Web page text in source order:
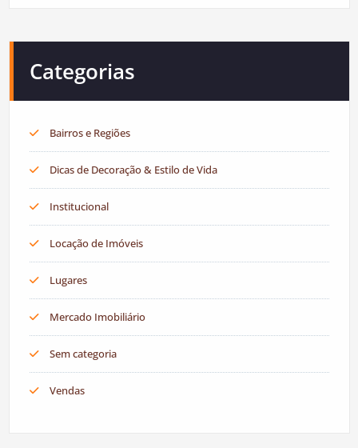
Categorias
Bairros e Regiões
Dicas de Decoração & Estilo de Vida
Institucional
Locação de Imóveis
Lugares
Mercado Imobiliário
Sem categoria
Vendas